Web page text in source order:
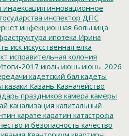
индексация инновационное
инспектор ДПС
инфекционная больница
ипотека Ирина
иск искусственная елка
исправительная колония
2017 июль июнь июнь_2026
кадетский бал кадеты
казаки Казань Казначейство
праздников камера камеры
канализация капитальный
карате каратин катастрофа
и безопасность качество